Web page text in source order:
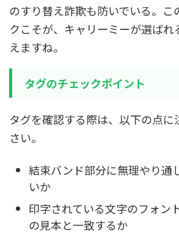
のすり替え詐欺も防いでいる。こ
クこそが、キャリーミーが選ば
えますね。
タグのチェックポイント
タグを確認する際は、以下の点に
さい。
結束バンド部分に無理やり通
いか
印字されている文字のフォン
の見本と一致するか